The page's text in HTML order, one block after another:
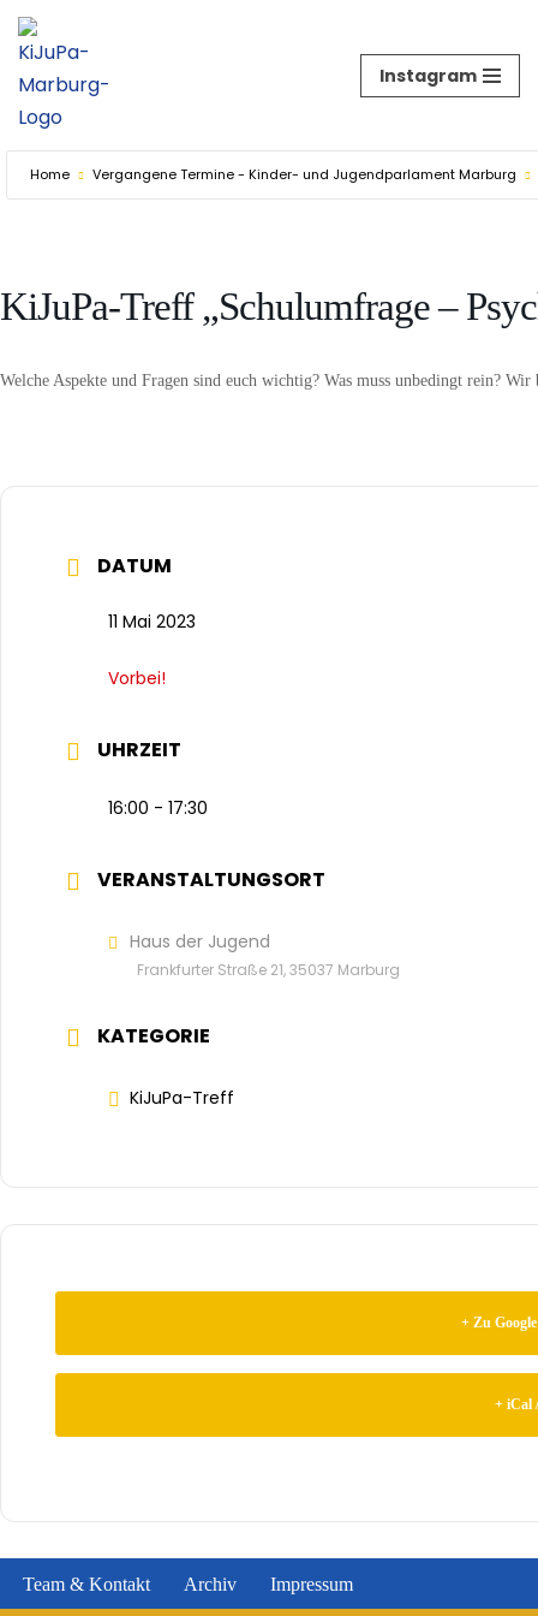
Zum
Inhalt
springen
Instagram
Home Vergangene Termine - Kinder- und Jugendparlament Marburg
KiJuPa-Treff „Schulumfrage –
Welche Aspekte und Fragen sind euch wichtig? Was muss unbedingt rein?
DATUM
11 Mai 2023
Vorbei!
UHRZEIT
16:00 - 17:30
VERANSTALTUNGSORT
Haus der Jugend
Frankfurter Straße 21, 35037 Marburg
KATEGORIE
KiJuPa-Treff
+ Zu
+ iCal
Team & Kontakt Archiv Impressum